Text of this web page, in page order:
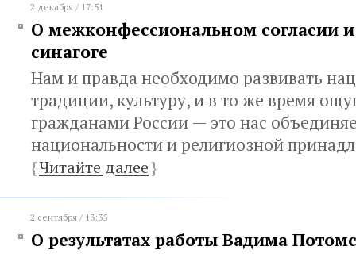
2 декабря / 17:51
О межконфессиональном согласии
синагоге
Нам и правда необходимо развивать
традиции, культуру, и в то же время
гражданами России — это нас
национальности и религиозной
{Читайте далее}
2 сентября / 13:35
О результатах работы Вадима